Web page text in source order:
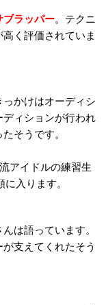
ブラッパー。テクニ
く評価されていま
かけはオーディシ
ディションが行われ
そうです。
アイドルの練習生
入ります。
は語っています。
支えてくれたそう